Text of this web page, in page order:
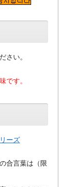
さい。
です。
ーズ
合言葉は（限